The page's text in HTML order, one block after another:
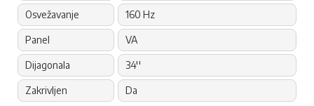
Osvežavanje 160 Hz
Panel VA
Dijagonala 34''
Zakrivljen Da